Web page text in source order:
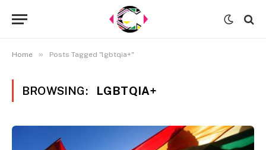
Home » Posts Tagged "lgbtqia+"
BROWSING: LGBTQIA+